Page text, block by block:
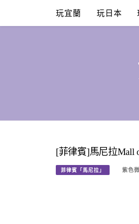
content
玩宜蘭 玩日本
[菲律賓]馬尼拉Mall
菲律賓「馬尼拉」 紫色